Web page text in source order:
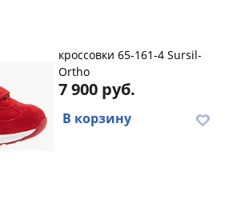
кроссовки 65-161-4 Sursil-
Ortho
7 900 руб.
В корзину